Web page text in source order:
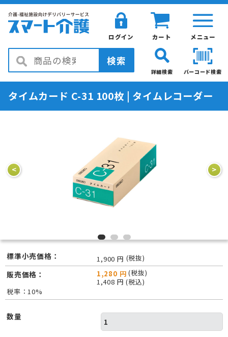
メニュー
カート
ログイン
検索
バーコード検索
詳細検索
タイムカード C-31 100枚 | タイムレコーダー
< >
標準小売価格： 1,900 円 (税抜)
販売価格： 1,280 円 (税抜)
1,408 円 (税込)
税率：10%
数量